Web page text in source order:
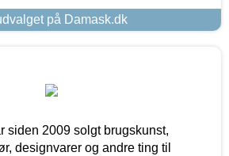
på Damask.dk
siden 2009 solgt brugskunst,
designvarer og andre ting til